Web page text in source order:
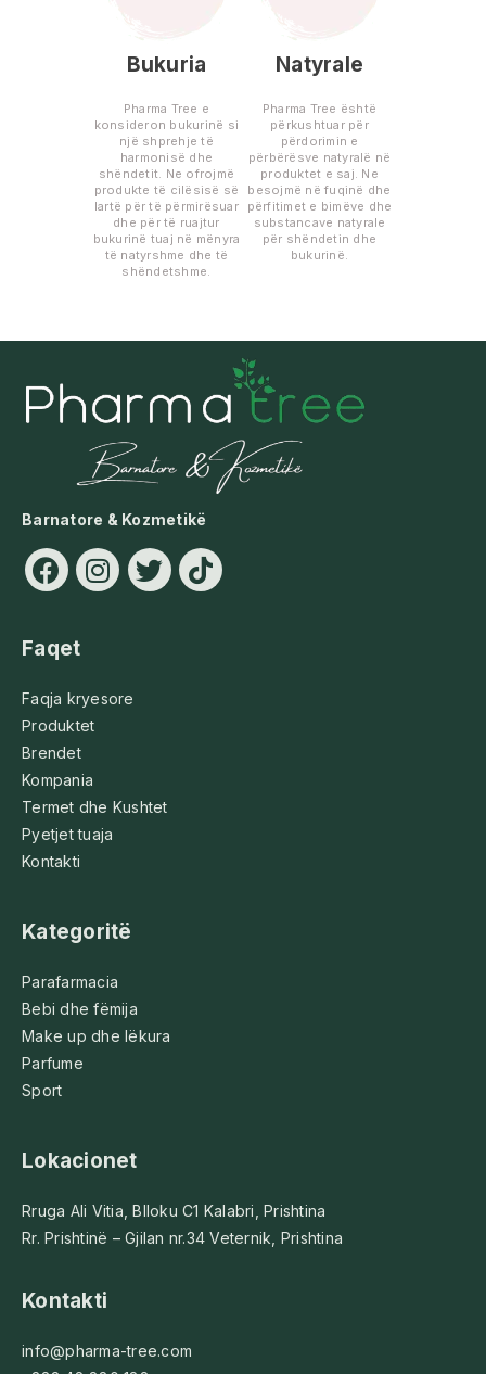
Bukuria
Pharma Tree e
konsideron bukurinë si
një shprehje të
harmonisë dhe
shëndetit. Ne ofrojmë
produkte të cilësisë së
lartë për të përmirësuar
dhe për të ruajtur
bukurinë tuaj në mënyra
të natyrshme dhe të
shëndetshme.
Natyrale
Pharma Tree është
përkushtuar për
përdorimin e
përbërësve natyralë në
produktet e saj. Ne
besojmë në fuqinë dhe
përfitimet e bimëve dhe
substancave natyrale
për shëndetin dhe
bukurinë.
Barnatore & Kozmetikë
Faqet
Faqja kryesore
Produktet
Brendet
Kompania
Termet dhe Kushtet
Pyetjet tuaja
Kontakti
Kategoritë
Parafarmacia
Bebi dhe fëmija
Make up dhe lëkura
Parfume
Sport
Lokacionet
Rruga Ali Vitia, Blloku C1 Kalabri, Prishtina
Rr. Prishtinë – Gjilan nr.34 Veternik, Prishtina
Kontakti
info@pharma-tree.com